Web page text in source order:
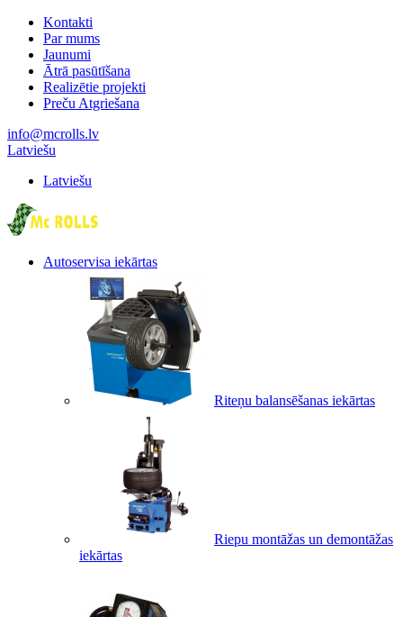
Kontakti
Par mums
Jaunumi
Ātrā pasūtīšana
Realizētie projekti
Preču Atgriešana
info@mcrolls.lv
Latviešu
Latviešu
Autoservisa iekārtas
Riteņu balansēšanas iekārtas
Riepu montāžas un demontāžas
iekārtas